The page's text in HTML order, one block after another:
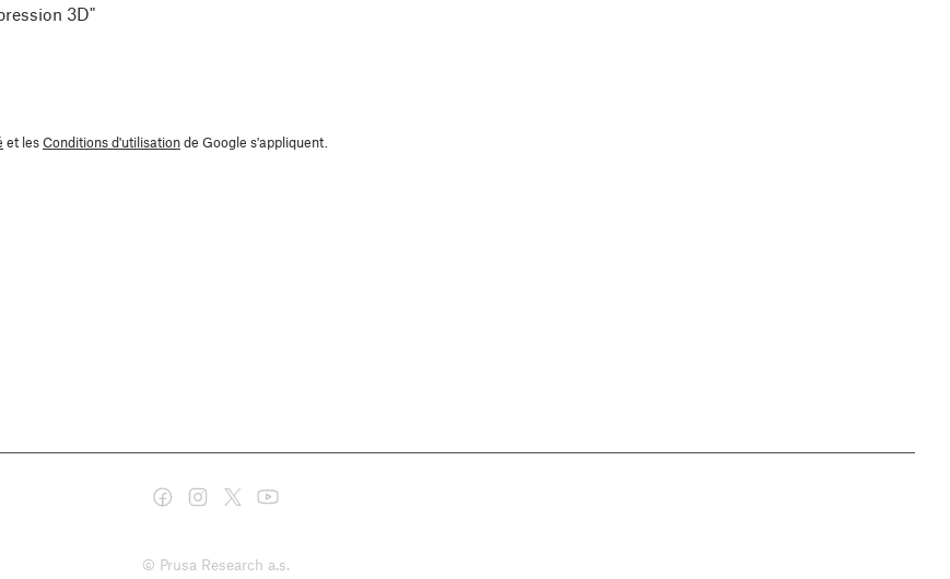
3D"
et lesConditions d'utilisationde Google s'appliquent.
© Prusa Research a.s.